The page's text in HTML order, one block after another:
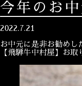
今年のお
2022.7.21
お中元に是非お勧めし
【飛騨牛中村屋】お取